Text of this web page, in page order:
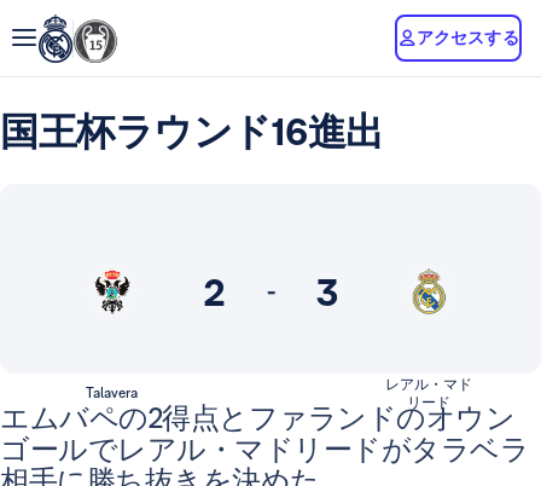
アクセスする
国王杯ラウンド16進出
2 - 3
Talavera
レアル・マド
リード
エムバペの2得点とファランドのオウン
ゴールでレアル・マドリードがタラベラ